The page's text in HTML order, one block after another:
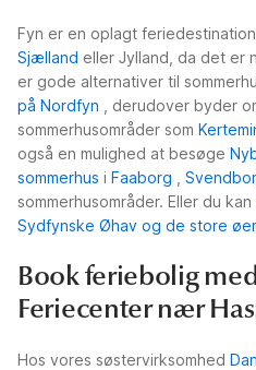
Fyn er en oplagt
Sjælland eller Jylland, da det er
er gode alternativer til
på Nordfyn , derudover byder
sommerhusområder som
også en mulighed at besøge
sommerhus i Faaborg
sommerhusområder. Eller du
Sydfynske Øhav og de store
Book feriebolig
Feriecenter nær
Hos vores søstervirksomhed